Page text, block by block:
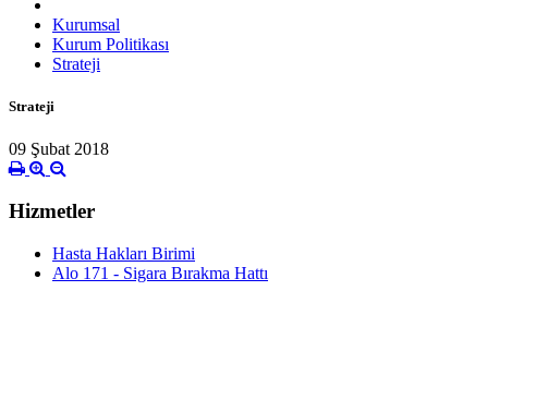
Kurumsal
Kurum Politikası
Strateji
Strateji
09 Şubat 2018
Hizmetler
Hasta Hakları Birimi
Alo 171 - Sigara Bırakma Hattı